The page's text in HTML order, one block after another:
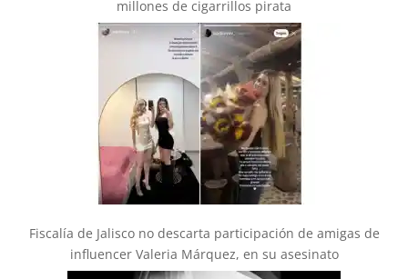
millones de cigarrillos pirata
Fiscalía de Jalisco no descarta participación de amigas de
influencer Valeria Márquez, en su asesinato